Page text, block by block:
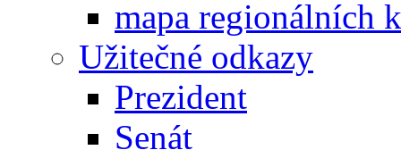
mapa regionálních
Užitečné odkazy
Prezident
Senát